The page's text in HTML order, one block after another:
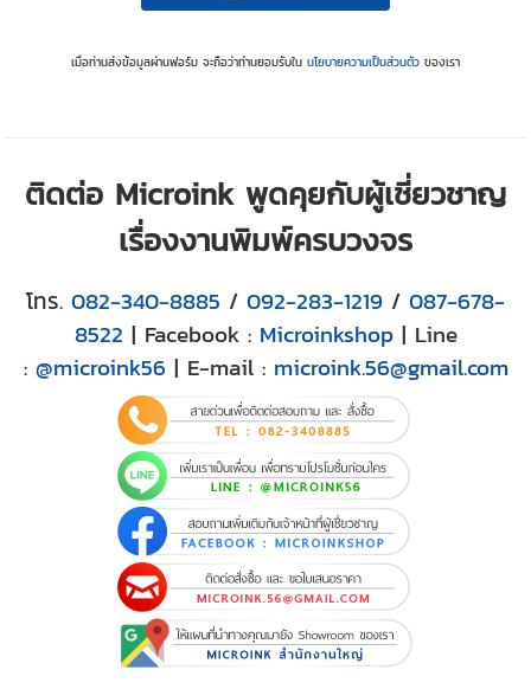
เมื่อท่านส่งข้อมูลผ่านฟอร์ม จะถือว่าท่านยอมรับใน นโยบายความเป็นส่วนตัว ของเรา
ติดต่อ Microink พูดคุยกับผู้เชี่ยวชาญ
เรื่องงานพิมพ์ครบวงจร
โทร. 082-340-8885 / 092-283-1219 / 087-678-
8522 | Facebook : Microinkshop| Line
: @microink56 | E-mail : microink.56@gmail.com